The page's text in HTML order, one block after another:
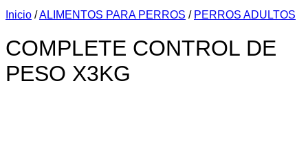
Inicio /ALIMENTOS PARA PERROS / PERROS ADULTOS
COMPLETE CONTROL DE
PESO X3KG